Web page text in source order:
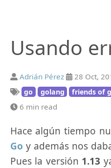
Usando
Adrián Pérez 28 Oct,
go
golang friends of
6 min read
Hace algún tiempo
Go y además nos
Pues la versión 1.13